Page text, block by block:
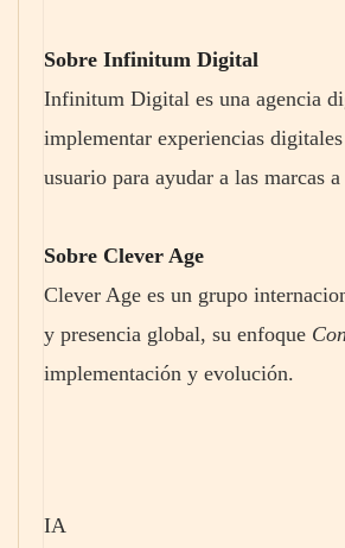
Sobre Infinitum Digital
Infinitum Digital es una agencia
implementar experiencias
usuario para ayudar a las marcas
Sobre Clever Age
Clever Age es un grupo
y presencia global, su enfoque
implementación y evolución.
IA